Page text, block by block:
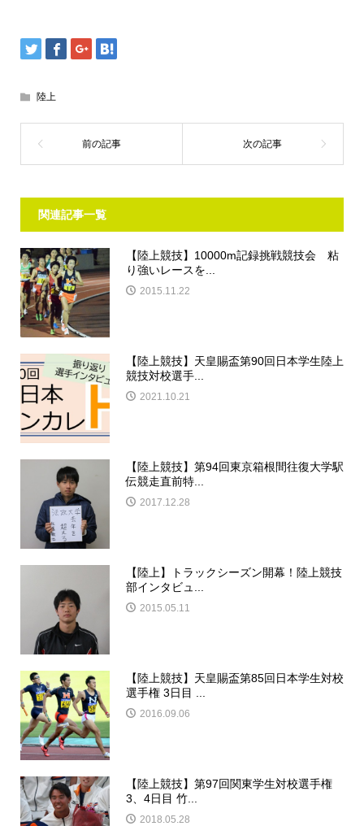
陸上
関連記事一覧
【陸上競技】10000m記録挑戦競技会 粘
り強いレースを...
2015.11.22
【陸上競技】天皇賜盃第90回日本学生陸上
競技対校選手...
2021.10.21
【陸上競技】第94回東京箱根間往復大学駅
伝競走直前特...
2017.12.28
【陸上】トラックシーズン開幕！陸上競技
部インタビュ...
2015.05.11
【陸上競技】天皇賜盃第85回日本学生対校
選手権 3日目 ...
2016.09.06
【陸上競技】第97回関東学生対校選手権
3、4日目 竹...
2018.05.28